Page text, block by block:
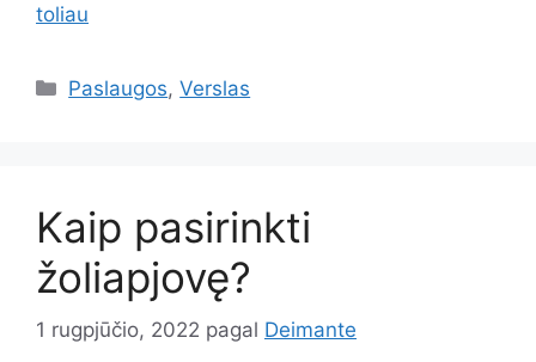
toliau
Kategorijos
Paslaugos,Verslas
Kaip pasirinkti
žoliapjovę?
1 rugpjūčio, 2022 pagal Deimante